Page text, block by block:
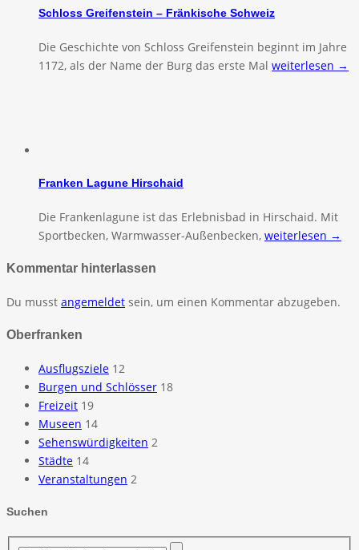
Schloss Greifenstein – Fränkische Schweiz
Die Geschichte von Schloss Greifenstein beginnt im Jahre
1172, als der Name der Burg das erste Mal weiterlesen →
Franken Lagune Hirschaid
Die Frankenlagune ist das Erlebnisbad in Hirschaid. Mit
Sportbecken, Warmwasser-Außenbecken, weiterlesen →
Kommentar hinterlassen
Du musst angemeldet sein, um einen Kommentar abzugeben.
Oberfranken
Ausflugsziele 12
Burgen und Schlösser 18
Freizeit 19
Museen 14
Sehenswürdigkeiten 2
Städte 14
Veranstaltungen 2
Suchen